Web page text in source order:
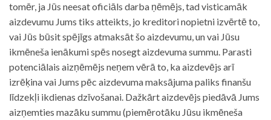
tomēr, ja Jūs neesat oficiāls darba ņēmējs, tad visticamāk
aizdevumu Jums tiks atteikts, jo kreditori nopietni izvērtē to,
vai Jūs būsit spējīgs atmaksāt šo aizdevumu, un vai Jūsu
ikmēneša ienākumi spēs nosegt aizdevuma summu. Parasti
potenciālais aizņēmējs neņem vērā to, ka aizdevējs arī
izrēķina vai Jums pēc aizdevuma maksājuma paliks finanšu
līdzekļi ikdienas dzīvošanai. Dažkārt aizdevējs piedāvā Jums
aizņemties mazāku summu (piemērotāku Jūsu ikmēneša